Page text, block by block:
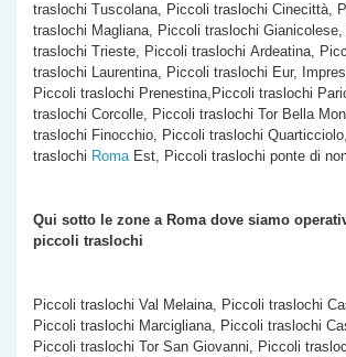
traslochi Tuscolana, Piccoli traslochi Cinecittà,
traslochi Magliana, Piccoli traslochi
traslochi Trieste, Piccoli traslochi Ardeatina,
traslochi Laurentina, Piccoli traslochi Eur,
Piccoli traslochi Prenestina,Piccoli traslochi
traslochi Corcolle, Piccoli traslochi Tor Bella
traslochi Finocchio, Piccoli traslochi
traslochi RomaEst, Piccoli traslochi ponte di
Qui sotto le zone a Roma dove siamo
piccoli traslochi
Piccoli traslochi Val Melaina, Piccoli traslochi
Piccoli traslochi Marcigliana, Piccoli traslochi
Piccoli traslochi Tor San Giovanni, Piccoli